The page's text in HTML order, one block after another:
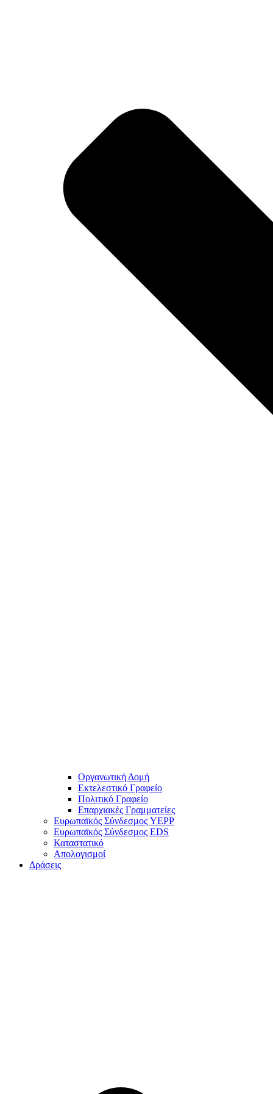
Οργανωτική Δομή
Εκτελεστικό Γραφείο
Πολιτικό Γραφείο
Επαρχιακές Γραμματείες
Ευρωπαϊκός Σύνδεσμος YEPP
Ευρωπαϊκός Σύνδεσμος EDS
Καταστατικό
Απολογισμοί
Δράσεις